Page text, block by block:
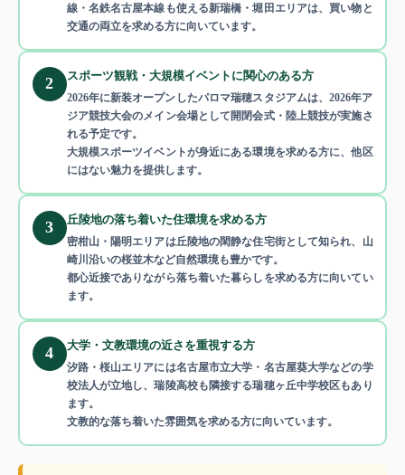
線・名鉄名古屋本線も使える新瑞橋・堀田エリアは、買い物と
交通の両立を求める方に向いています。
2 スポーツ観戦・大規模イベントに関心のある方
2026年に新装オープンしたパロマ瑞穂スタジアムは、2026年ア
ジア競技大会のメイン会場として開閉会式・陸上競技が実施さ
れる予定です。
大規模スポーツイベントが身近にある環境を求める方に、他区
にはない魅力を提供します。
3 丘陵地の落ち着いた住環境を求める方
密柑山・陽明エリアは丘陵地の閑静な住宅街として知られ、山
崎川沿いの桜並木など自然環境も豊かです。
都心近接でありながら落ち着いた暮らしを求める方に向いてい
ます。
4 大学・文教環境の近さを重視する方
汐路・桜山エリアには名古屋市立大学・名古屋葵大学などの学
校法人が立地し、瑞陵高校も隣接する瑞穂ヶ丘中学校区もあり
ます。
文教的な落ち着いた雰囲気を求める方に向いています。